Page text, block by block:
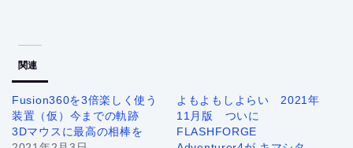
関連
Fusion360を3倍楽しく使う
装置（仮）今までの軌跡
3Dマウスに最高の相棒を
よもよもしよらい 2021年
11月版 ついに
FLASHFORGE